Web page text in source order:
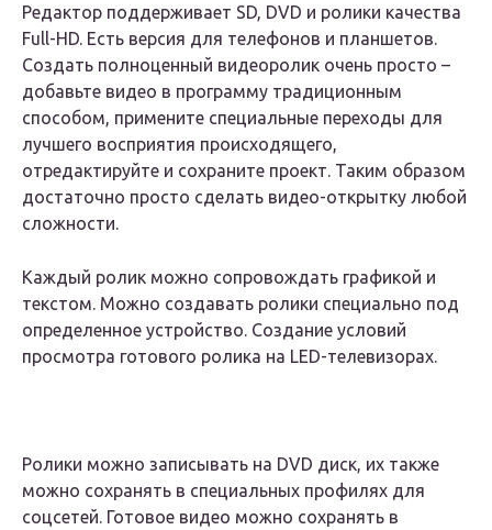
Редактор поддерживает SD, DVD и ролики качества
Full-HD. Есть версия для телефонов и планшетов.
Создать полноценный видеоролик очень просто –
добавьте видео в программу традиционным
способом, примените специальные переходы для
лучшего восприятия происходящего,
отредактируйте и сохраните проект. Таким образом
достаточно просто сделать видео-открытку любой
сложности.
Каждый ролик можно сопровождать графикой и
текстом. Можно создавать ролики специально под
определенное устройство. Создание условий
просмотра готового ролика на LED-телевизорах.
Ролики можно записывать на DVD диск, их также
можно сохранять в специальных профилях для
соцсетей. Готовое видео можно сохранять в